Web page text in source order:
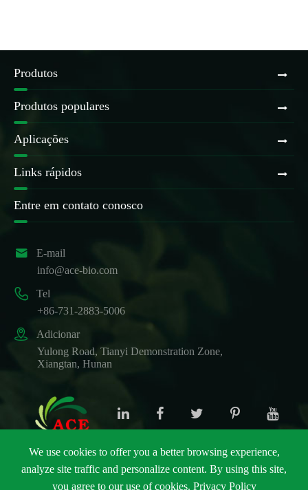
Produtos
Produtos populares
Aplicações
Links rápidos
Entre em contato conosco

E-mail
info@ace-bio.com

Tel
+86-731-2883-5006

Adicionar
Yulong Road, Tianyi Demonstration Zone,
Xiangtan, Hunan
Direitos autorais ©ACE Biotechnology Co., Ltd.Todos
We use cookies to offer you a better browsing experience,
analyze site traffic and personalize content. By using this site,
you agree to our use of cookies. Privacy Policy